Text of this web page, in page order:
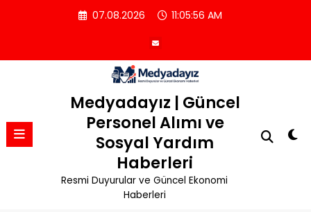
07.08.2026 11:05:57 AM
Medyadayız | Güncel
Personel Alımı ve
Sosyal Yardım
Haberleri
Resmi Duyurular ve Güncel Ekonomi
Haberleri